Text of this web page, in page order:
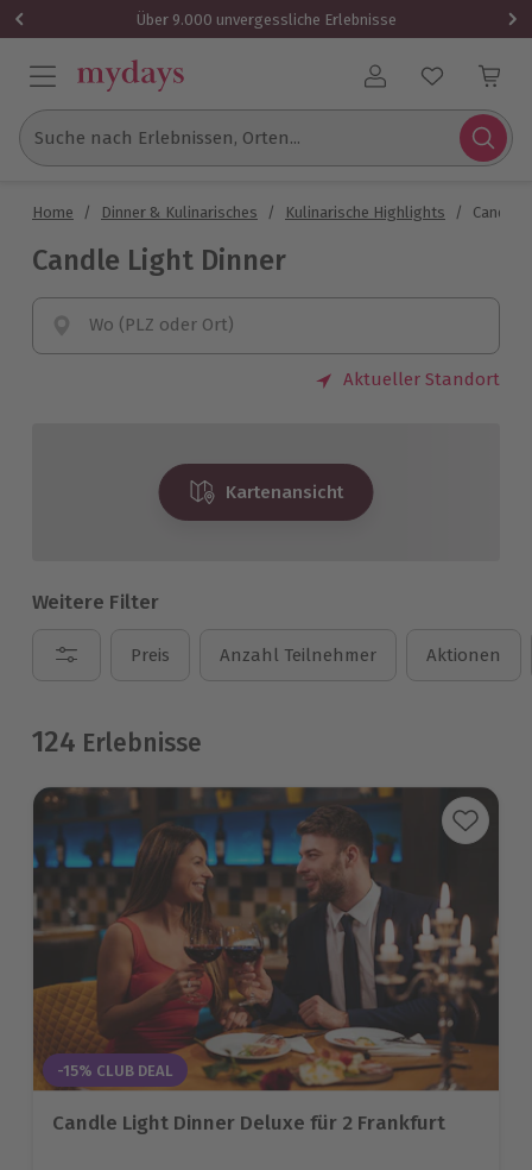
Über 9.000 unvergessliche Erlebnisse
Benutzerkonto
Suche nach Erlebnissen, Orten...
Home / Dinner & Kulinarisches / Kulinarische Highlights / Candle
Candle Light Dinner
Wo (PLZ oder Ort)
Aktueller Standort
Kartenansicht
Weitere Filter
Preis Anzahl Teilnehmer Aktionen
124 Erlebnisse
-15% CLUB DEAL
Candle Light Dinner Deluxe für 2 Frankfurt